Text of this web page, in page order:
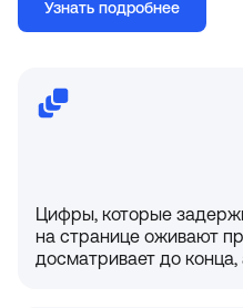
Узнать подробнее
Цифры, которые
на странице оживают
досматривает до